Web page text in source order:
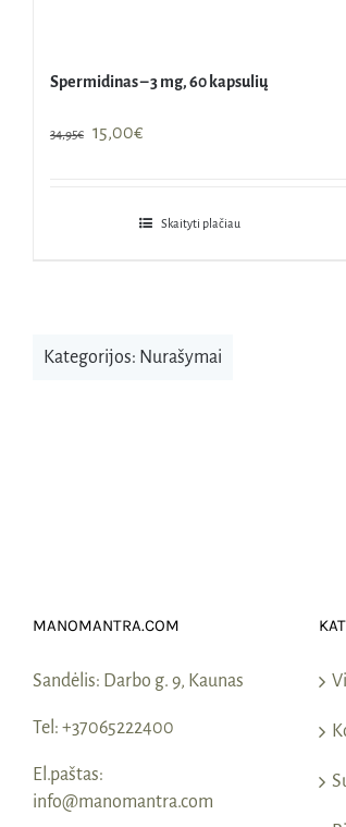
Spermidinas – 3 mg, 60 kapsulių
34,95€
Original
34,95€.
15,00€Current
15,00€.
Skaityti plačiau
Kategorijos: Nurašymai
MANOMANTRA.COM
Sandėlis: Darbo g. 9, Kaunas
Tel: +37065222400
El.paštas:
info@manomantra.com